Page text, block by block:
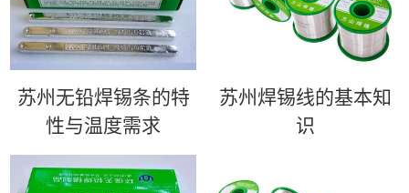
苏州无铅焊锡条的特
性与温度需求
苏州​焊锡线的基本知
识